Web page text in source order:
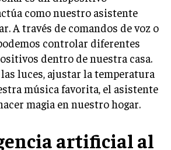
como nuestro asistente
A través de comandos de voz o
controlar diferentes
dentro de nuestra casa.
luces, ajustar la temperatura
música favorita, el asistente
magia en nuestro hogar.
artificial al